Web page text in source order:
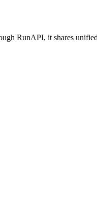
RunAPI, it shares